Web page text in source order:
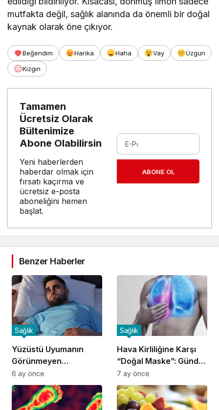
mutfakta değil, sağlık alanında da önemli bir doğal
kaynak olarak öne çıkıyor.
Beğendim Harika Haha Vay
Üzgün
Kızgın
Tamamen
Ücretsiz Olarak
Bültenimize
Abone Olabilirsin
Yeni haberlerden
haberdar olmak için
fırsatı kaçırma ve
ücretsiz e-posta
aboneliğini hemen
başlat.
ABONE OL
Benzer Haberler
Yüzüstü Uyumanın
Görünmeyen
Tehlikeleri:
Uzmanlardan Ciddi
Uyarılar
Sağlık
6 ay önce
Hava Kirliliğine Karşı
“Doğal Maske”: Günde
4 Porsiyon Meyve
Sağlık
7 ay önce